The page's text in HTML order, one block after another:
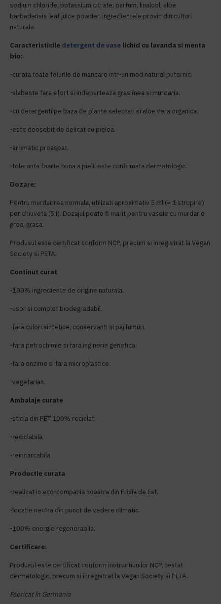
sodium chloride, potassium citrate, parfum, linalool, aloe
barbadensis leaf juice powder. ingredientele provin din culturi
naturale.
Caracteristicile detergent de vase lichid cu lavanda si menta
bio:
-curata toate felurile de mancare intr-un mod natural puternic.
-slabeste fara efort si indeparteaza grasimea si murdaria.
-cu detergenti pe baza de plante selectati si aloe vera organica.
-este deosebit de delicat cu pielea.
-aromatic proaspat.
-toleranta foarte buna a pielii este confirmata dermatologic.
Dozare:
Pentru murdarirea normala, utilizati aproximativ 5 ml (= 1 stropire)
per chiuveta (5 l). Dozajul poate fi marit pentru vasele cu murdarie
grea, grasa.
Produsul este certificat conform NCP, precum si inregistrat la Vegan
Society si PETA.
Continut curat
-100% ingrediente de origine naturala.
-usor si complet biodegradabil.
-fara culori sintetice, conservanti si parfumuri.
-fara petrochimie si fara inginerie genetica.
-fara enzime si fara microplastice.
-vegetarian.
Ambalaje curate
-sticla din PET 100% reciclat.
-reciclabila.
-reincarcabila.
Productie curata
-realizat in eco-compania noastra din Frisia de Est.
-locatie neutra din punct de vedere climatic.
-100% energie regenerabila.
Certificare:
Produsul este certificat conform instructiunilor NCP, testat
dermatologic, precum si inregistrat la Vegan Society si PETA.
Fabricat în Germania